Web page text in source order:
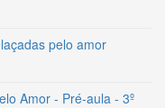
pelo amor
Amor - Pré-aula - 3º